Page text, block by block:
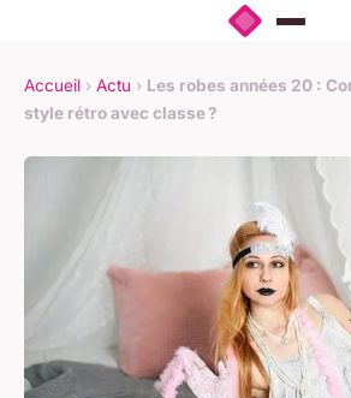
Accueil › Actu › Les robes années 20 :
style rétro avec classe ?